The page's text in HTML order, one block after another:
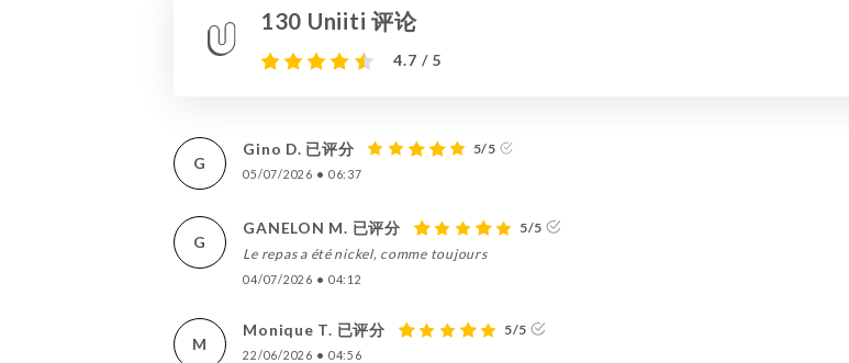
130 Uniiti 评论
4.7 / 5
G
Gino D. 已评分 5/5
05/07/2026 • 06:37
G
GANELON M. 已评分
5/5
Le repas a été nickel, comme toujours
04/07/2026 • 04:12
M
Monique T. 已评分 5/5
22/06/2026 • 04:56